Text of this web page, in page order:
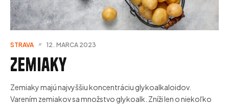
STRAVA 12. MARCA 2023
Zemiaky
Zemiaky majú najvyššiu koncentráciu glykoalkaloidov.
Varením zemiakov sa množstvo glykoalk. Zníži len o niekoľko